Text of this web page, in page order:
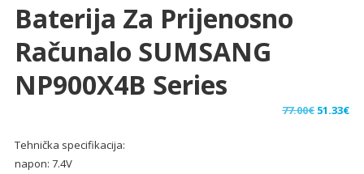
Baterija Za Prijenosno
Računalo SUMSANG
NP900X4B Series
77.00€ Izvorna
51.33€
Tehnička specifikacija:
napon: 7.4V